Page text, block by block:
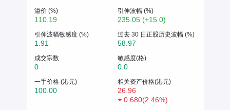
溢价 (%)
110.19
引伸波幅 (%)
235.05 (+15.0)
引伸波幅敏感度 (%)
1.91
过去 30 日正股历史波幅 (%)
58.97
成交宗数
0
敏感度(格)
0.0
一手价格 (港元)
100.00
相关资产价格(港元)
26.96
0.680(2.46%)